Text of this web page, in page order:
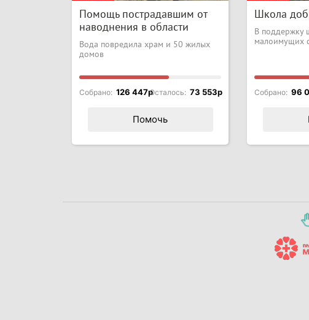
Помощь пострадавшим от
наводнения в области
Вода повредила храм и 50 жилых
домов
Собрано: 126 447pОсталось: 73 553p
Помочь
Школа
В поддержку
малоимущих
Собрано: 96